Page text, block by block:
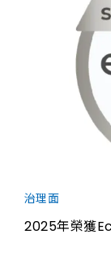
治理面
2025年榮獲